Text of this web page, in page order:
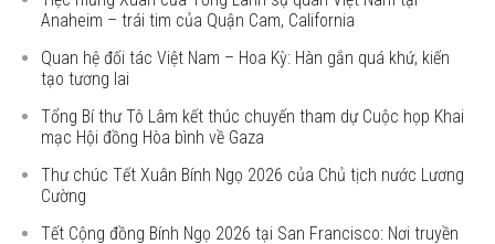
Anaheim – trái tim của Quận Cam, California
Quan hệ đối tác Việt Nam – Hoa Kỳ: Hàn gắn quá khứ, kiến
tạo tương lai
Tổng Bí thư Tô Lâm kết thúc chuyến tham dự Cuộc họp Khai
mạc Hội đồng Hòa bình về Gaza
Thư chúc Tết Xuân Bính Ngọ 2026 của Chủ tịch nước Lương
Cường
Tết Cộng đồng Bính Ngọ 2026 tại San Francisco: Nơi truyền